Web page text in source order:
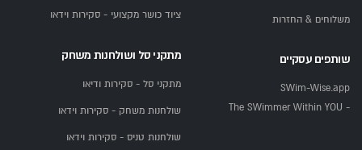
משלוחים & החזרות
שותפים עסקיים
SWim-Wise.app
- The SWimmer Within YOU
ציוד כושר מקצועי - סקירות וידאו
מתקני סל ושולחנות משחק
מתקני סל - סקירות ודיאו
שולחנות משחק - סקירות וידאו
שולחנות טניס - סקירות וידאו